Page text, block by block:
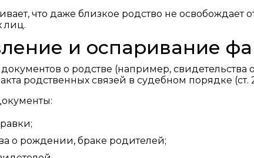
что даже близкое родство не освобождает
лиц.
и оспаривание
документов о родстве (например,
родственных связей в судебном порядке
о рождении, браке родителей;